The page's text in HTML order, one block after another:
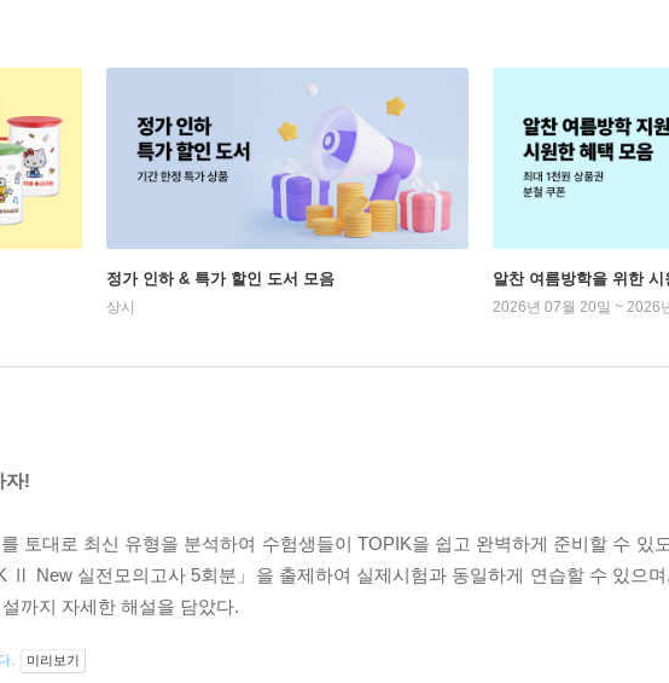
정가 인하 & 특가 할인 도서 모음
상시
알찬 여름방학을 위한 시
2026년 07월 20일 ~ 2026
자!
토대로 최신 유형을 분석하여 수험생들이 TOPIK을 쉽고 완벽하게 준비할 수 있
Ⅱ New 실전모의고사 5회분」을 출제하여 실제시험과 동일하게 연습할 수 있으
까지 자세한 해설을 담았다.
. 미리보기